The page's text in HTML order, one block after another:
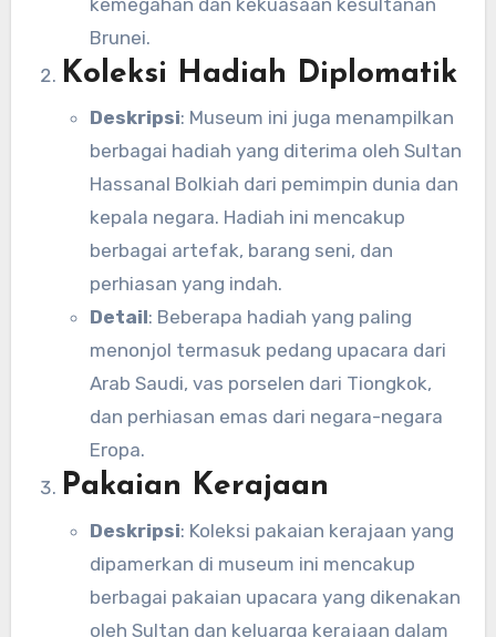
Brunei.
Koleksi Hadiah Diplomatik
Deskripsi: Museum ini juga menampilkan
berbagai hadiah yang diterima oleh Sultan
Hassanal Bolkiah dari pemimpin dunia dan
kepala negara. Hadiah ini mencakup
berbagai artefak, barang seni, dan
perhiasan yang indah.
Detail: Beberapa hadiah yang paling
menonjol termasuk pedang upacara dari
Arab Saudi, vas porselen dari Tiongkok,
dan perhiasan emas dari negara-negara
Eropa.
Pakaian Kerajaan
Deskripsi: Koleksi pakaian kerajaan yang
dipamerkan di museum ini mencakup
berbagai pakaian upacara yang dikenakan
oleh Sultan dan keluarga kerajaan dalam